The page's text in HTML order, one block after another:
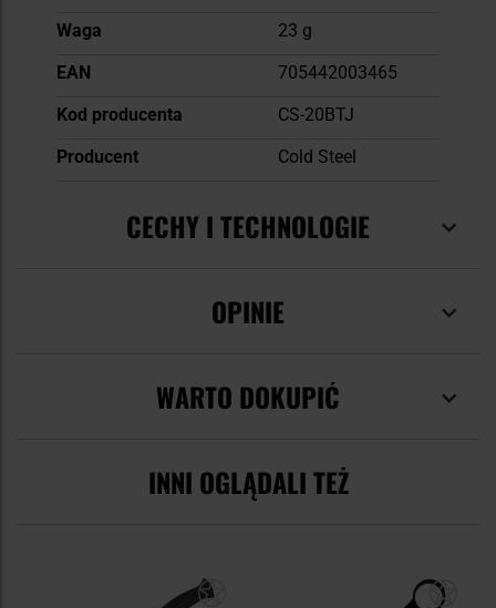
Waga
23 g
EAN
705442003465
Kod producenta
CS-20BTJ
Producent
Cold Steel
CECHY I TECHNOLOGIE
OPINIE
WARTO DOKUPIĆ
INNI OGLĄDALI TEŻ